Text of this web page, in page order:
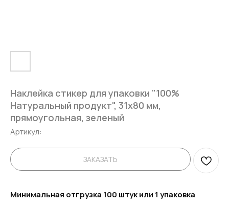
Наклейка стикер для упаковки "100%
Натуральный продукт", 31х80 мм,
прямоугольная, зеленый
Артикул:
ЗАКАЗАТЬ
Минимальная отгрузка 100 штук или 1 упаковка